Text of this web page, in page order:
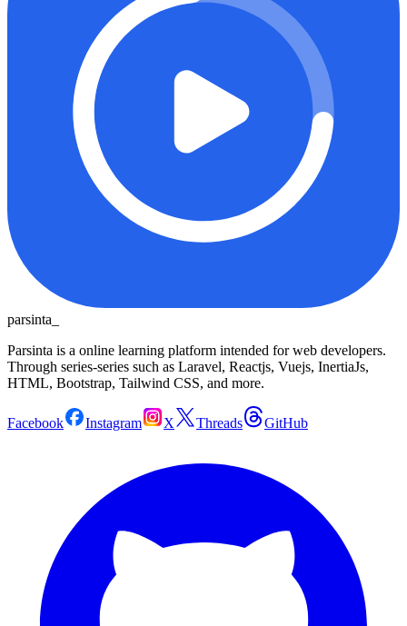
parsinta_
Parsinta is a online learning platform intended for web developers.
Through series-series such as Laravel, Reactjs, Vuejs, InertiaJs,
HTML, Bootstrap, Tailwind CSS, and more.
Facebook Instagram X Threads GitHub